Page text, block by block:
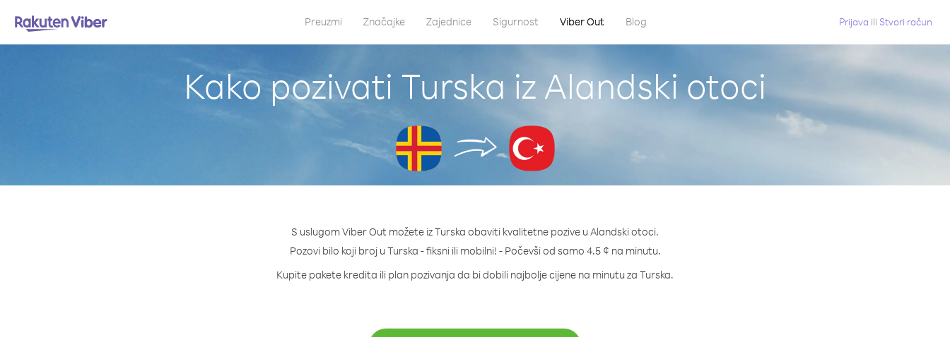
Preuzmi Značajke Zajednice Sigurnost Viber Out Blog Prijava ili Stvori račun
Kako pozivati Turska iz Alandski otoci
S uslugom Viber Out možete iz Turska obaviti kvalitetne pozive u Alandski otoci.
Pozovi bilo koji broj u Turska - fiksni ili mobilni! - Počevši od samo 4.5 ¢ na minutu.
Kupite pakete kredita ili plan pozivanja da bi dobili najbolje cijene na minutu za Turska.